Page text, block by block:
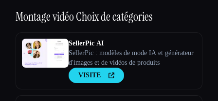
Montage vidéoChoix de catégories
SellerPic AI
SellerPic : modèles de mode IA et générateur
d'images et de vidéos de produits
VISITE